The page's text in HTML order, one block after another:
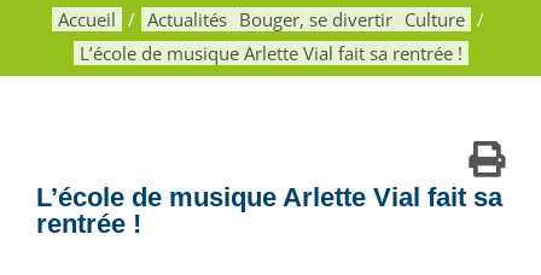
Accueil Actualités Bouger, se divertir Culture
L’école de musique Arlette Vial fait sa rentrée !
L’école de musique Arlette Vial fait sa
rentrée !